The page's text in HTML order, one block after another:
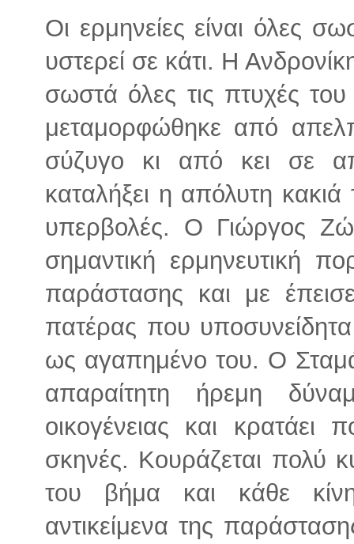
Οι ερμηνείες είναι όλες
υστερεί σε κάτι. Η
σωστά όλες τις πτυχές
μεταμορφώθηκε από
σύζυγο κι από κει σε
καταλήξει η απόλυτη
υπερβολές. Ο Γιώργος
σημαντική ερμηνευτική
παράστασης και με
πατέρας που
ως αγαπημένο του. Ο
απαραίτητη ήρεμη
οικογένειας και κρατάει
σκηνές. Κουράζεται πολύ
του βήμα και κάθε
αντικείμενα της